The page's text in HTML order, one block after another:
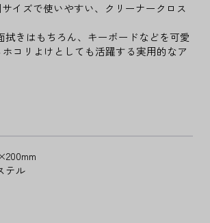
サイズで使いやすい、クリーナークロス
拭きはもちろん、キーボードなどを可愛
コリよけとしても活躍する実用的なア
テル